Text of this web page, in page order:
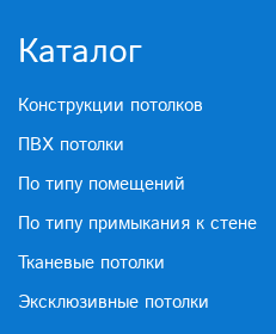
Каталог
Конструкции потолков
ПВХ потолки
По типу помещений
По типу примыкания к стене
Тканевые потолки
Эксклюзивные потолки